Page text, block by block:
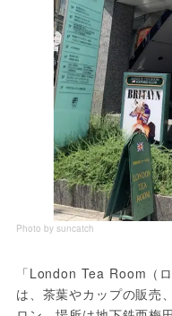
Photo by suncatch
「London Tea Room（
は、茶葉やカップの販売